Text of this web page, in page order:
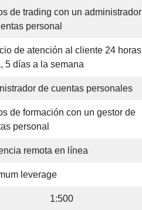
de trading con un administrador
personal
de atención al cliente 24 horas
5 días a la semana
de cuentas personales
de formación con un gestor de
personal
remota en línea
leverage
1:500